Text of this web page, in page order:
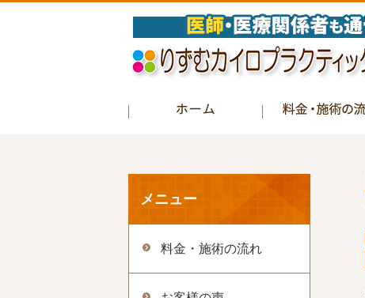
メニュー
料金・施術の流れ